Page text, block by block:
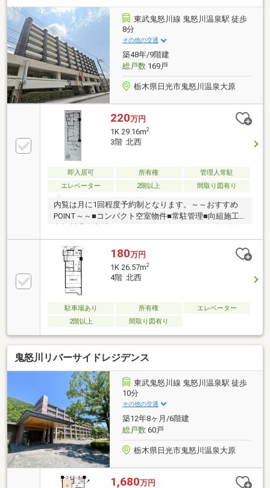
東武鬼怒川線 鬼怒川温泉駅 徒歩
8分
その他の交通
築48年/9階建
総戸数169戸
栃木県日光市鬼怒川温泉大原
220万円
1K 29.16m2
3階 北西
即入居可 所有権
管理人常駐
エレベーター
2階以上 間取り図有り
内覧は月に1回程度予約制となります。～～おすすめ
POINT～～■コンパクト空室物件■常駐管理■向組施工■
169戸■ローソン隣接■スキー拠点にピッタリ
180万円
1K 26.57m2
4階 北西
駐車場あり 所有権
エレベーター
2階以上
間取り図有り
鬼怒川リバーサイドレジデンス
東武鬼怒川線 鬼怒川温泉駅 徒歩
10分
その他の交通
築12年8ヶ月/6階建
総戸数60戸
栃木県日光市鬼怒川温泉大原
1,680万円